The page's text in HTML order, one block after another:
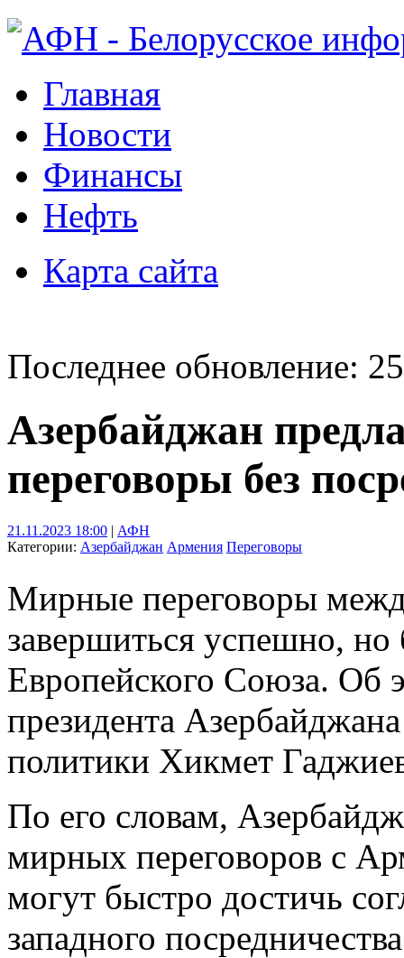
Главная
Новости
Финансы
Нефть
Карта сайта
Последнее обновление:
Азербайджан
переговоры без
21.11.2023 18:00 | АФН
Категории: Азербайджан Армения Переговоры
Мирные переговоры
завершиться успешно,
Европейского Союза. Об
президента
политики Хикмет
По его словам,
мирных переговоров с
могут быстро достичь
западного